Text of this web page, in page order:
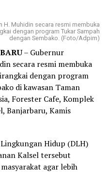
menyampaikan apresiasi
kursi di DPRD Kalsel
terjakin. Gubernur juga
menjadikan
langkah nyata untuk
bagi masyarakat.
Fasilitasi,
Partai Politik,
Harry Widiyatmoko
dari Rp7.500
Pemilu Legislatif
H. Muhidin secara resmi membuka
dengan program Tukar Sampah
dengan Sembako. (Foto/Adpim)
– Gubernur
secara resmi membuka
dengan program
di kawasan Taman
Forester Cafe, Komplek
Banjarbaru, Kamis
Hidup (DLH)
Kalsel tersebut
agar lebih